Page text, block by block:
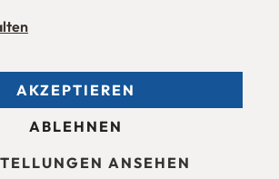
AKZEPTIEREN
ABLEHNEN
ANSEHEN
Uhr
Geschäftsbedingungen (AGB)
Stellenangebote
Barrierefreiheit